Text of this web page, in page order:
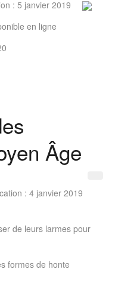
: 5 janvier 2019
en ligne
Âge
: 4 janvier 2019
de leurs larmes pour
formes de honte